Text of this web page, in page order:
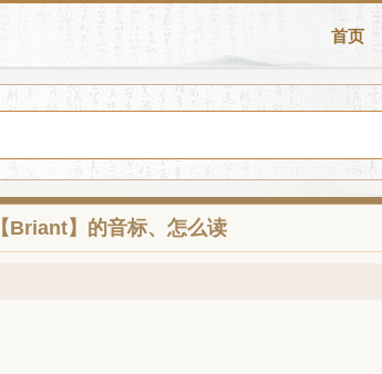
首页
【Briant】的音标、怎么读